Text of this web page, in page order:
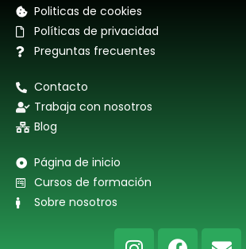
Politicas de cookies
Políticas de privacidad
Preguntas frecuentes
Contacto
Trabaja con nosotros
Blog
Página de inicio
Cursos de formación
Sobre nosotros